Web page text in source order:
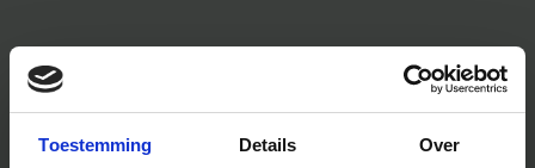
Toestemming Details Over